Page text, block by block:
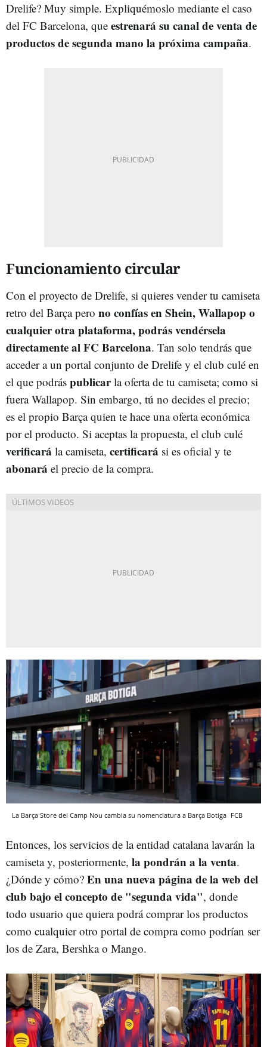
Drelife? Muy simple. Expliquémoslo mediante el caso
del FC Barcelona, que estrenará su canal de venta de
productos de segunda mano la próxima campaña.
Funcionamiento circular
Con el proyecto de Drelife, si quieres vender tu camiseta
retro del Barça pero no confías en Shein, Wallapop o
cualquier otra plataforma, podrás vendérsela
directamente al FC Barcelona. Tan solo tendrás que
acceder a un portal conjunto de Drelife y el club culé en
el que podrás publicarla oferta de tu camiseta; como si
fuera Wallapop. Sin embargo, tú no decides el precio;
es el propio Barça quien te hace una oferta económica
por el producto. Si aceptas la propuesta, el club culé
verificará la camiseta, certificará si es oficial y te
abonará el precio de la compra.
La Barça Store del Camp Nou cambia su nomenclatura a Barça Botiga FCB
Entonces, los servicios de la entidad catalana lavarán la
camiseta y, posteriormente, la pondrán a la venta.
¿Dónde y cómo? En una nueva página de la web del
club bajo el concepto de "segunda vida", donde
todo usuario que quiera podrá comprar los productos
como cualquier otro portal de compra como podrían ser
los de Zara, Bershka o Mango.